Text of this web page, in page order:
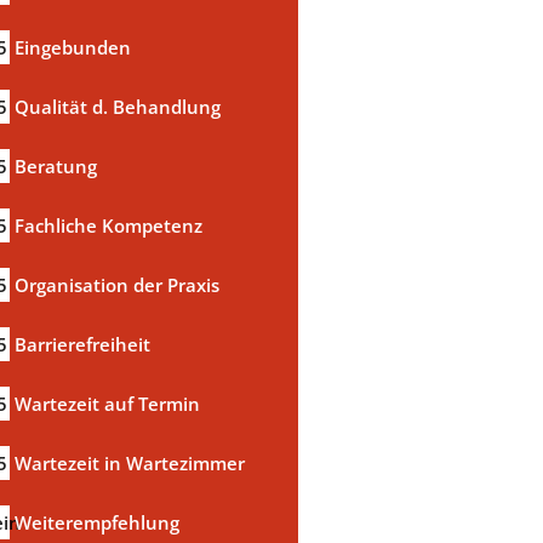
Eingebunden
Qualität d. Behandlung
Beratung
Fachliche Kompetenz
Organisation der Praxis
Barrierefreiheit
Wartezeit auf Termin
Wartezeit in Wartezimmer
Weiterempfehlung